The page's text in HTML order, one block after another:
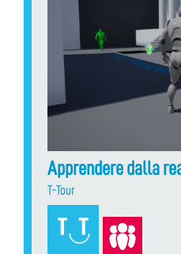
Apprendere dalla
T-Tour